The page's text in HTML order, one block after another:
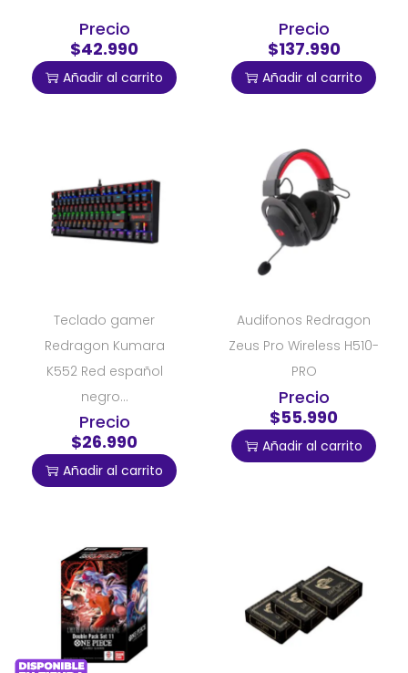
Precio
$42.990
Añadir al carrito
Precio
$137.990
Añadir al carrito
Teclado gamer
Redragon Kumara
K552 Red español
negro...
Precio
$26.990
Añadir al carrito
Audifonos Redragon
Zeus Pro Wireless H510-
PRO
Precio
$55.990
Añadir al carrito